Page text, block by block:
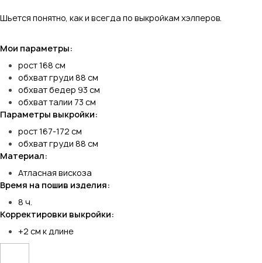
Шьется понятно, как и всегда по выкройкам хэлперов.
Мои параметры:
рост 168 см
обхват груди 88 см
обхват бедер 93 см
обхват талии 73 см
Параметры выкройки:
рост 167-172 см
обхват груди 88 см
Материал:
Атласная вискоза
Время на пошив изделия:
8 ч.
Корректировки выкройки:
+2 см к длине